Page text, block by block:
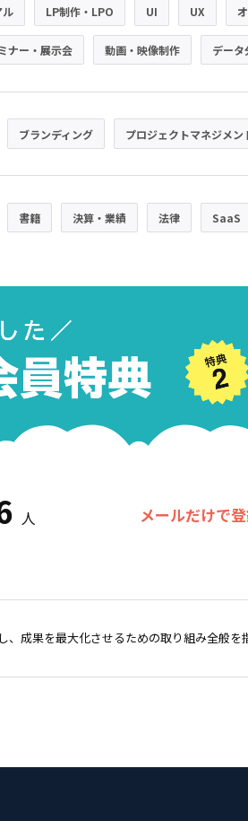
ル LP制作・LPO UI UX
ナー・展示会 動画・映像制作 データ
ブランディング プロジェクトマネジメン
書籍 決算・業績 法律 SaaS
人 メールだけで
成果を最大化させるための取り組み全般を